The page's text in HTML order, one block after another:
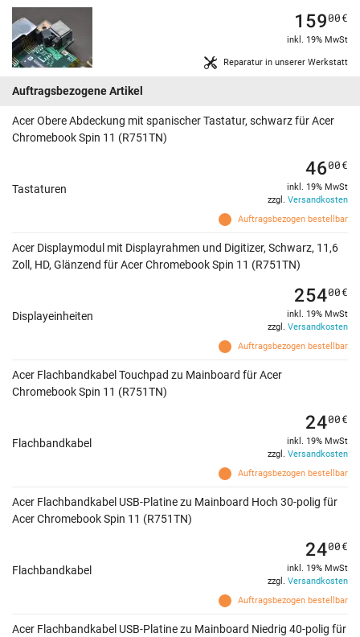
Reparatur in unserer Werkstatt
15900€
inkl. 19% MwSt
Auftragsbezogene Artikel
Acer Obere Abdeckung mit spanischer Tastatur, schwarz für Acer
Chromebook Spin 11 (R751TN)
Tastaturen
Auftragsbezogen bestellbar
4600€
inkl. 19% MwSt
zzgl. Versandkosten
Acer Displaymodul mit Displayrahmen und Digitizer, Schwarz, 11,6
Zoll, HD, Glänzend für Acer Chromebook Spin 11 (R751TN)
Displayeinheiten
Auftragsbezogen bestellbar
25400€
inkl. 19% MwSt
zzgl. Versandkosten
Acer Flachbandkabel Touchpad zu Mainboard für Acer
Chromebook Spin 11 (R751TN)
Flachbandkabel
Auftragsbezogen bestellbar
2400€
inkl. 19% MwSt
zzgl. Versandkosten
Acer Flachbandkabel USB-Platine zu Mainboard Hoch 30-polig für
Acer Chromebook Spin 11 (R751TN)
Flachbandkabel
Auftragsbezogen bestellbar
2400€
inkl. 19% MwSt
zzgl. Versandkosten
Acer Flachbandkabel USB-Platine zu Mainboard Niedrig 40-polig für